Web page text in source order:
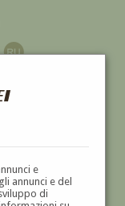
e
annunci e del
di